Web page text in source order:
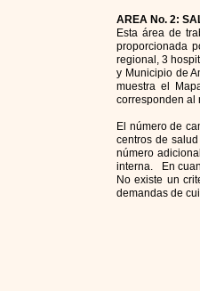
AREA No. 2:
Esta área de
proporcionada
regional, 3
y Municipio de
muestra el
corresponden al
El número de
centros de
número
interna. En
No existe un
demandas de